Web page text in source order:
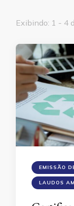
Exibindo: 1 - 4
EMISSÃO
LAUDOS